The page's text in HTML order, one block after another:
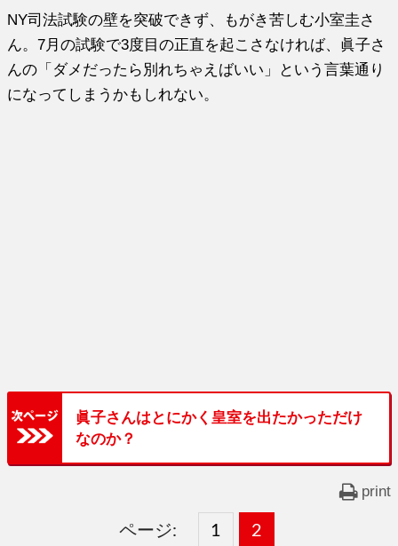
NY司法試験の壁を突破できず、もがき苦しむ小室圭さ
ん。7月の試験で3度目の正直を起こさなければ、眞子さ
んの「ダメだったら別れちゃえばいい」という言葉通り
になってしまうかもしれない。
眞子さんはとにかく皇室を出たかっただけ
なのか？
print
ページ:
固
1 ,
固
2